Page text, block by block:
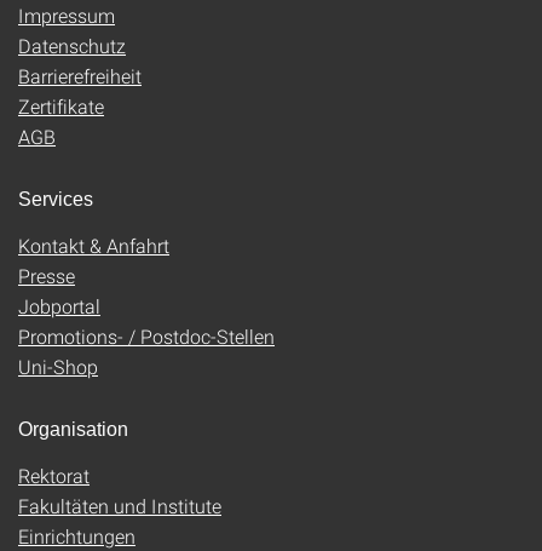
Impressum
Datenschutz
Barrierefreiheit
Zertifikate
AGB
Services
Kontakt & Anfahrt
Presse
Jobportal
Promotions- / Postdoc-Stellen
Uni-Shop
Organisation
Rektorat
Fakultäten und Institute
Einrichtungen